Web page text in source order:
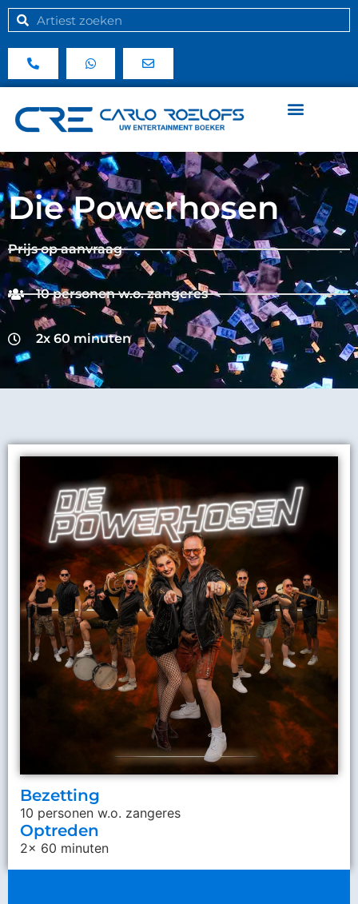
Die Powerhosen
Prijs op aanvraag
10 personen w.o. zangeres
2x 60 minuten
Bezetting
10 personen w.o. zangeres
Optreden
2x 60 minuten